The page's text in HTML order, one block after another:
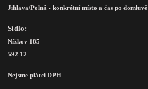
Jihlava/Polná - konkrétní místo a čas po domluvě
Sídlo:
Nížkov 185
592 12
Nejsme plátci DPH